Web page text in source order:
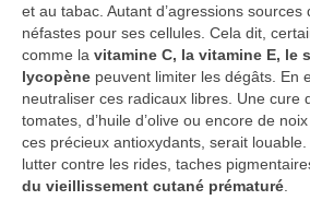
et au tabac. Autant d’agressions sources
néfastes pour ses cellules. Cela dit,
comme la vitamine C, la vitamine E, le
lycopène peuvent limiter les dégâts. En
neutraliser ces radicaux libres. Une cure
tomates, d’huile d’olive ou encore de
ces précieux antioxydants, serait
lutter contre les rides, taches
du vieillissement cutané prématuré